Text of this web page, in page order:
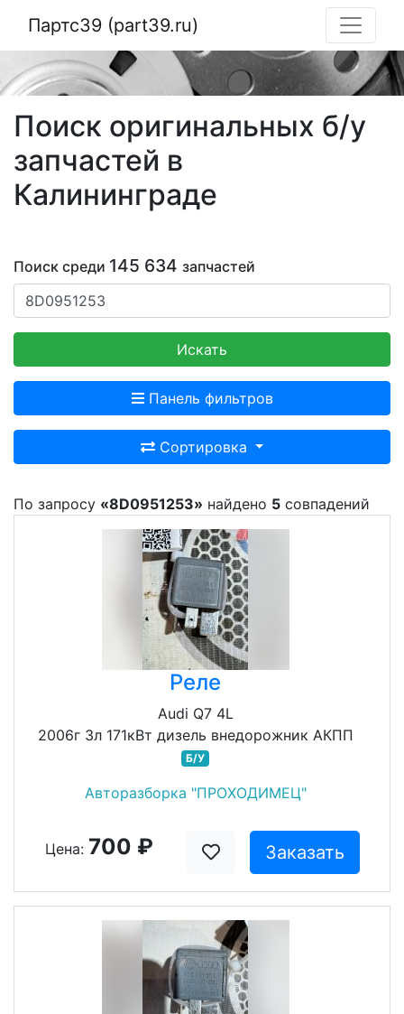
Партс39 (part39.ru)
Поиск оригинальных б/у
запчастей в
Калининграде
Поиск среди 145 634 запчастей
Искать
Панель фильтров
Сортировка
По запросу «8D0951253» найдено 5 совпадений
Реле
Audi Q7 4L
2006г 3л 171кВт дизель внедорожник АКПП
Б/У
Авторазборка "ПРОХОДИМЕЦ"
Цена: 700 ₽ Заказать